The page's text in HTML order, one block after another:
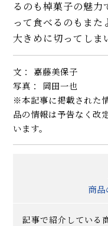
るのも棹菓子の魅力
って食べるのもまた
大きめに切ってしま
文： 嘉藤美保子
写真： 岡田一也
※本記事に掲載された
品の情報は予告なく改
います。
商
記事で紹介している